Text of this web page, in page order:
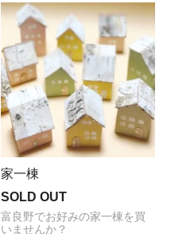
家一棟
SOLD OUT
富良野でお好みの家一棟を買
いませんか？